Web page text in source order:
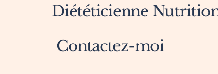
Diététicienne
Contactez-moi